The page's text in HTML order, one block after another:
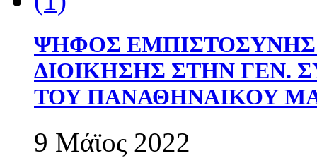
ΨΗΦΟΣ
ΔΙΟΙΚΗΣΗΣ ΣΤΗΝ ΓΕΝ.
ΤΟΥ ΠΑΝΑΘΗΝΑΙΚΟΥ
9 Μάϊος 2022